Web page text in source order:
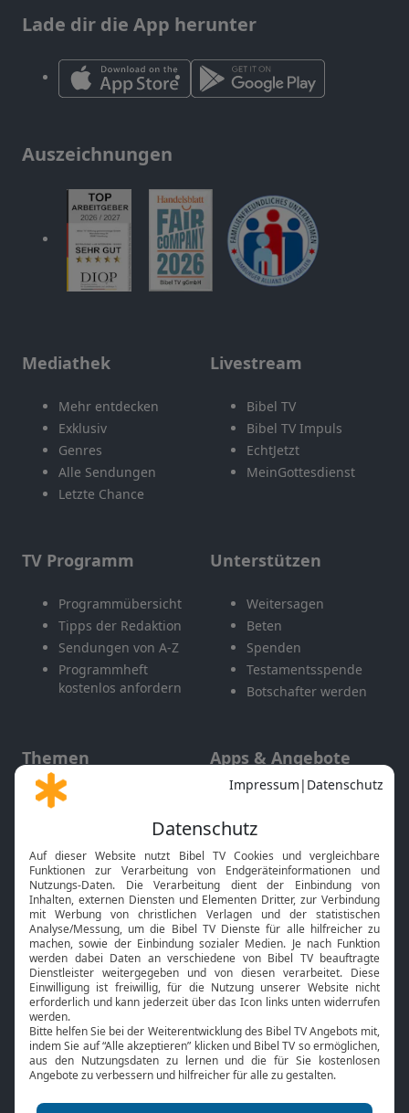
Lade dir die App herunter
Auszeichnungen
Mediathek
Mehr entdecken
Exklusiv
Genres
Alle Sendungen
Letzte Chance
Livestream
Bibel TV
Bibel TV Impuls
EchtJetzt
MeinGottesdienst
TV Programm
Programmübersicht
Tipps der Redaktion
Sendungen von A-Z
Programmheft
kostenlos anfordern
Unterstützen
Weitersagen
Beten
Spenden
Testamentsspende
Botschafter werden
Themen
Gott und Bibel erklärt
Neuigkeiten
Apps & Angebote
Mobile App
Smart TV
HbbTV
Bibelthek Online-Bibel
Nächster Gottesdienst
Bibel TV
Über uns
Jobs
Mediadaten
Service
Kontakt
TV-Empfang